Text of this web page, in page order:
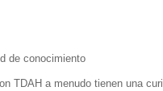
de conocimiento
TDAH a menudo tienen una